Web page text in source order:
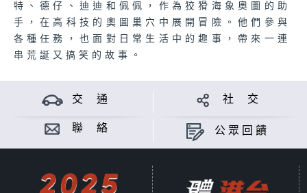
特、德仔、迪迪和佩佩，作為狡猾海象奧圖的助
手，在高科技的奧圖巢穴中展開冒險。他們參與
各種任務，也面對日常生活中的趣事，帶來一連
串荒誕又搞笑的故事。
交 通 社 交
聯 絡 公眾回饋